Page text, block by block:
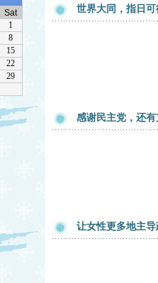
世界大同，指日可
感谢民主党，还
让女性更多地主